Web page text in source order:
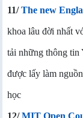
11/The new
khoa lâu đời nhất
tải những thông tin
được lấy làm
học
12/MIT Open